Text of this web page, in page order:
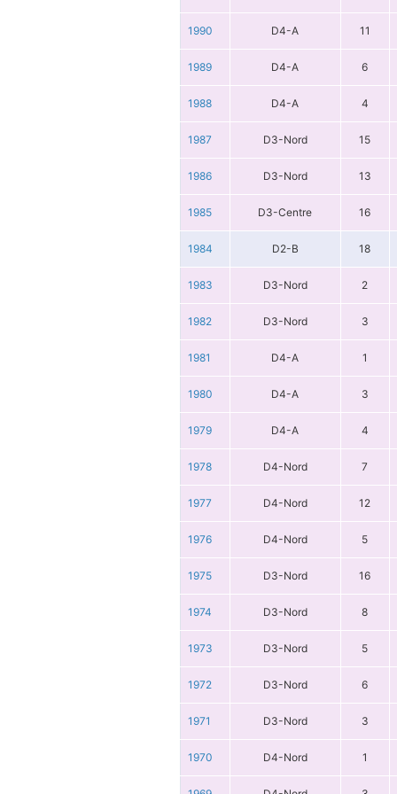
1990 D4-A 11
1989 D4-A 6
1988 D4-A 4
1987 D3-Nord 15
1986 D3-Nord 13
1985 D3-Centre 16
1984 D2-B 18
1983 D3-Nord 2
1982 D3-Nord 3
1981 D4-A 1
1980 D4-A 3
1979 D4-A 4
1978 D4-Nord 7
1977 D4-Nord 12
1976 D4-Nord 5
1975 D3-Nord 16
1974 D3-Nord 8
1973 D3-Nord 5
1972 D3-Nord 6
1971 D3-Nord 3
1970 D4-Nord 1